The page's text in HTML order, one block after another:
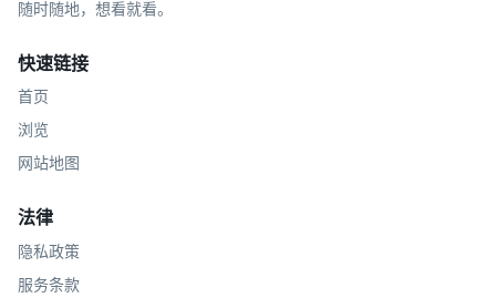
随时随地，想看就看。
快速链接
首页
浏览
网站地图
法律
隐私政策
服务条款